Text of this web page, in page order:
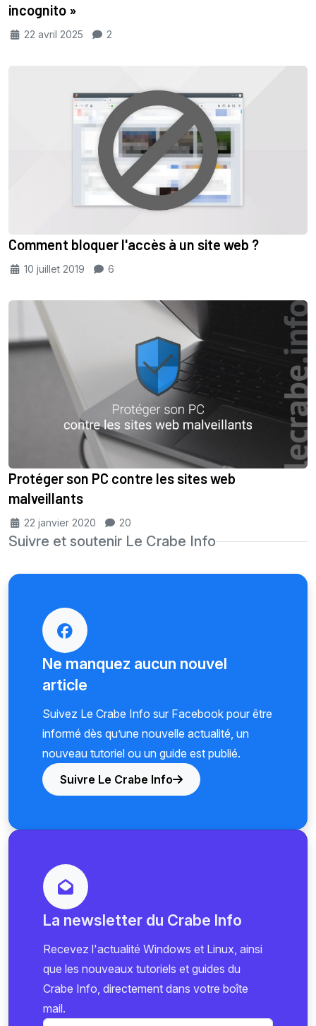
incognito »
22 avril 2025 2
Comment bloquer l'accès à un site web ?
10 juillet 2019 6
Protéger son PC contre les sites web
malveillants
22 janvier 2020 20
Suivre et soutenir Le Crabe Info
Ne manquez aucun nouvel
article
Suivez Le Crabe Info sur Facebook pour être
informé dès qu’une nouvelle actualité, un
nouveau tutoriel ou un guide est publié.
Suivre Le Crabe Info
La newsletter du Crabe Info
Recevez l'actualité Windows et Linux, ainsi
que les nouveaux tutoriels et guides du
Crabe Info, directement dans votre boîte
mail.